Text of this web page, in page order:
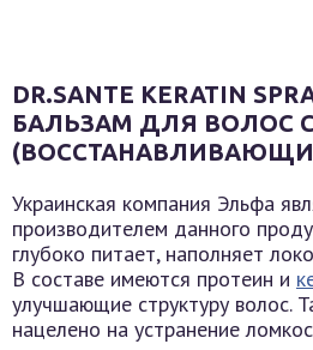
DR.SANTE KERATIN
БАЛЬЗАМ ДЛЯ ВОЛОС
Украинская компания Эльфа
производителем данного
глубоко питает, наполняет
В составе имеются протеин и
улучшающие структуру волос.
нацелено на устранение